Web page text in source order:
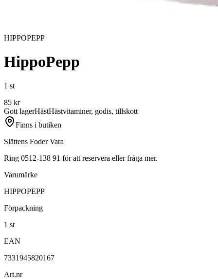
HIPPOPEPP
HippoPepp
1 st
85 kr
Gott lagerHästHästvitaminer, godis, tillskott
Finns i butiken
Slättens Foder Vara
Ring 0512-138 91 för att reservera eller fråga mer.
Varumärke
HIPPOPEPP
Förpackning
1 st
EAN
7331945820167
Art.nr